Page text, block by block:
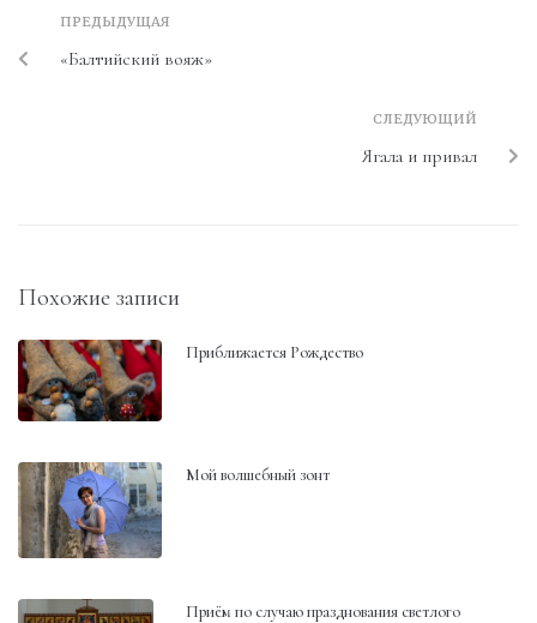
ПРЕДЫДУЩАЯ
«Балтийский вояж»
СЛЕДУЮЩИЙ
Ягала и привал
Похожие записи
Приближается Рождество
Мой волшебный зонт
Приём по случаю празднования светлого